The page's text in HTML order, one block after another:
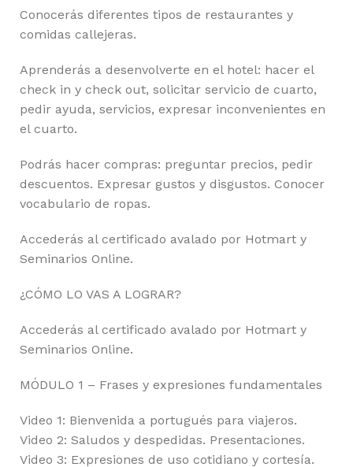
Conocerás diferentes tipos de restaurantes y
comidas callejeras.
Aprenderás a desenvolverte en el hotel: hacer el
check in y check out, solicitar servicio de cuarto,
pedir ayuda, servicios, expresar inconvenientes en
el cuarto.
Podrás hacer compras: preguntar precios, pedir
descuentos. Expresar gustos y disgustos. Conocer
vocabulario de ropas.
Accederás al certificado avalado por Hotmart y
Seminarios Online.
¿CÓMO LO VAS A LOGRAR?
Accederás al certificado avalado por Hotmart y
Seminarios Online.
MÓDULO 1 – Frases y expresiones fundamentales
Video 1: Bienvenida a portugués para viajeros.
Video 2: Saludos y despedidas. Presentaciones.
Video 3: Expresiones de uso cotidiano y cortesía.